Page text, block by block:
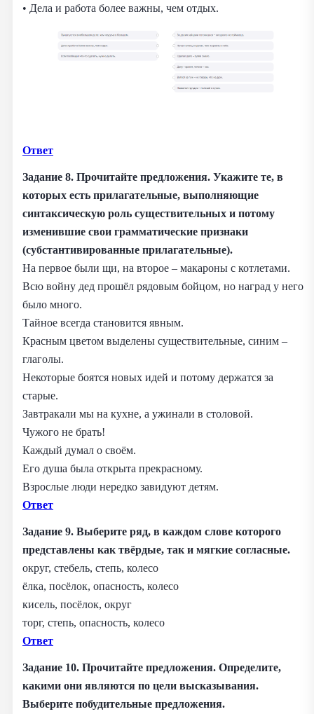
• Дела и работа более важны, чем отдых.
Ответ
Задание 8. Прочитайте предложения. Укажите те, в
которых есть прилагательные, выполняющие
синтаксическую роль существительных и потому
изменившие свои грамматические признаки
(субстантивированные прилагательные).
На первое были щи, на второе – макароны с котлетами.
Всю войну дед прошёл рядовым бойцом, но наград у него
было много.
Тайное всегда становится явным.
Красным цветом выделены существительные, синим –
глаголы.
Некоторые боятся новых идей и потому держатся за
старые.
Завтракали мы на кухне, а ужинали в столовой.
Чужого не брать!
Каждый думал о своём.
Его душа была открыта прекрасному.
Взрослые люди нередко завидуют детям.
Ответ
Задание 9. Выберите ряд, в каждом слове которого
представлены как твёрдые, так и мягкие согласные.
округ, стебель, степь, колесо
ёлка, посёлок, опасность, колесо
кисель, посёлок, округ
торг, степь, опасность, колесо
Ответ
Задание 10. Прочитайте предложения. Определите,
какими они являются по цели высказывания.
Выберите побудительные предложения.